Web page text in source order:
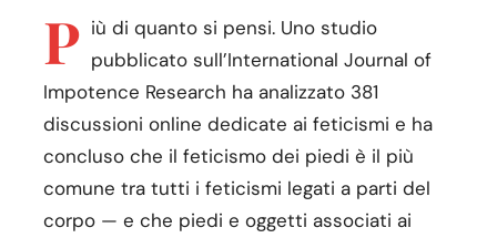
P iù di quanto si pensi. Uno studio
pubblicato sull’International Journal of
Impotence Research ha analizzato 381
discussioni online dedicate ai feticismi e ha
concluso che il feticismo dei piedi è il più
comune tra tutti i feticismi legati a parti del
corpo — e che piedi e oggetti associati ai